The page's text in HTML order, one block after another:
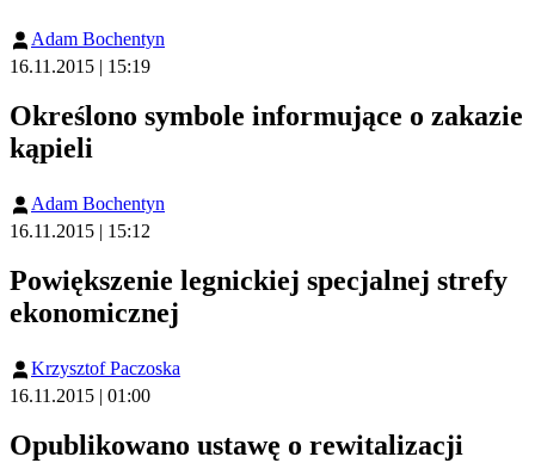
Adam Bochentyn
16.11.2015 | 15:19
Określono symbole informujące o zakazie
kąpieli
Adam Bochentyn
16.11.2015 | 15:12
Powiększenie legnickiej specjalnej strefy
ekonomicznej
Krzysztof Paczoska
16.11.2015 | 01:00
Opublikowano ustawę o rewitalizacji